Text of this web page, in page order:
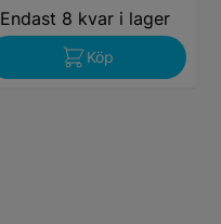
Endast 8 kvar i lager
Köp